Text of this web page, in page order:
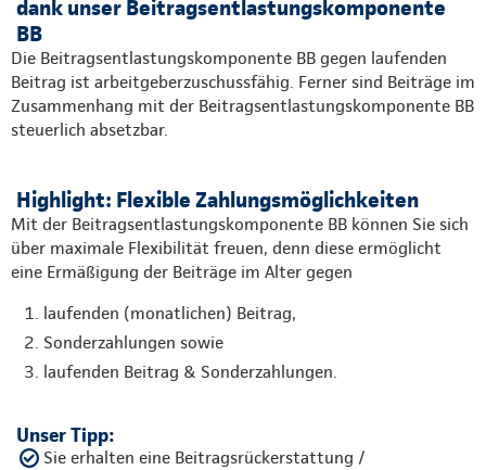
dank unser Beitragsentlastungskomponente
BB
Die Beitragsentlastungskomponente BB gegen laufenden
Beitrag ist arbeitgeberzuschussfähig. Ferner sind Beiträge im
Zusammenhang mit der Beitragsentlastungskomponente BB
steuerlich absetzbar.
Highlight: Flexible Zahlungsmöglichkeiten
Mit der Beitragsentlastungskomponente BB können Sie sich
über maximale Flexibilität freuen, denn diese ermöglicht
eine Ermäßigung der Beiträge im Alter gegen
laufenden (monatlichen) Beitrag,
Sonderzahlungen sowie
laufenden Beitrag & Sonderzahlungen.
Unser Tipp:
Sie erhalten eine Beitragsrückerstattung /